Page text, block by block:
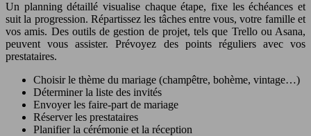
Un planning détaillé visualise chaque étape, fixe les échéances et
suit la progression. Répartissez les tâches entre vous, votre famille et
vos amis. Des outils de gestion de projet, tels que Trello ou Asana,
peuvent vous assister. Prévoyez des points réguliers avec vos
prestataires.
Choisir le thème du mariage (champêtre, bohème, vintage…)
Déterminer la liste des invités
Envoyer les faire-part de mariage
Réserver les prestataires
Planifier la cérémonie et la réception